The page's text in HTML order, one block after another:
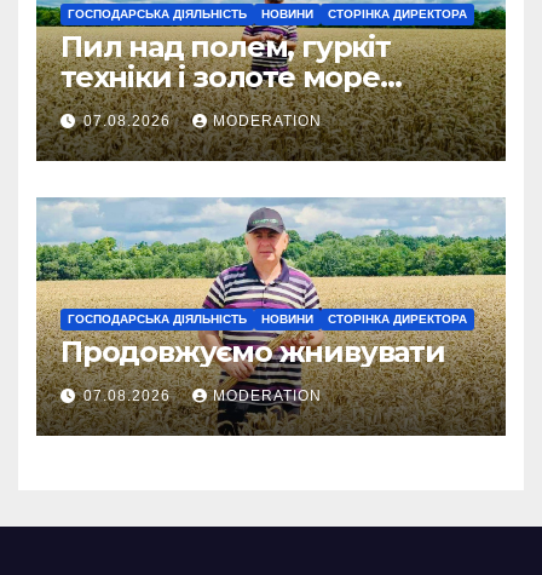
ГОСПОДАРСЬКА ДІЯЛЬНІСТЬ НОВИНИ СТОРІНКА ДИРЕКТОРА
Пил над полем, гуркіт
техніки і золоте море
колосся — так виглядає
справжнє українське літо
07.08.2026 MODERATION
ГОСПОДАРСЬКА ДІЯЛЬНІСТЬ НОВИНИ СТОРІНКА ДИРЕКТОРА
Продовжуємо жнивувати
07.08.2026 MODERATION